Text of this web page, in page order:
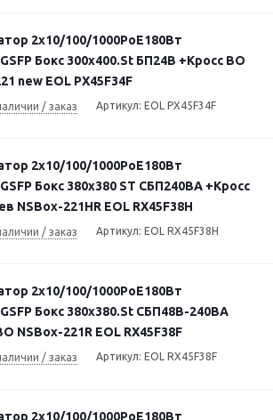
2х10/100/1000PoE180Вт
Бокс 300x400.St БП24В +Кросс ВО
new EOL PX45F34F
/ заказ Артикул: EOL PX45F34F
2х10/100/1000PoE180Вт
Бокс 380x380 ST СБП240ВА +Кросс
NSBox-221HR EOL RX45F38H
/ заказ Артикул: EOL RX45F38H
2х10/100/1000PoE180Вт
Бокс 380x380.St СБП48В-240ВА
NSBox-221R EOL RX45F38F
/ заказ Артикул: EOL RX45F38F
2х10/100/1000PoE180Вт